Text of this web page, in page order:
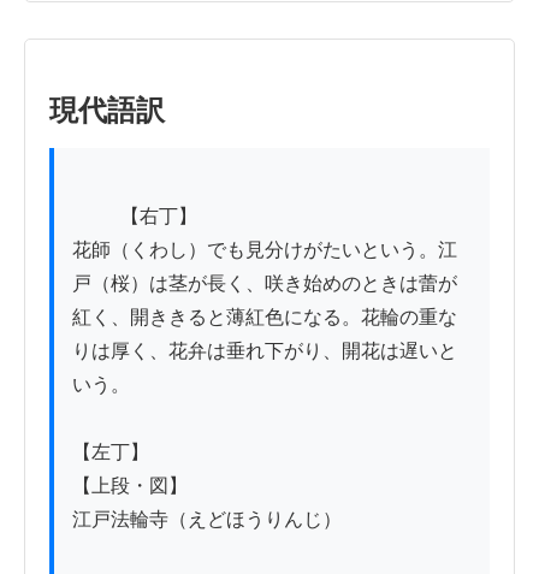
現代語訳
花師（くわし）でも見分けがたいという。江
戸（桜）は茎が長く、咲き始めのときは蕾が
紅く、開ききると薄紅色になる。花輪の重な
りは厚く、花弁は垂れ下がり、開花は遅いと
いう。
【左丁】
【上段・図】
江戸法輪寺（えどほうりんじ）